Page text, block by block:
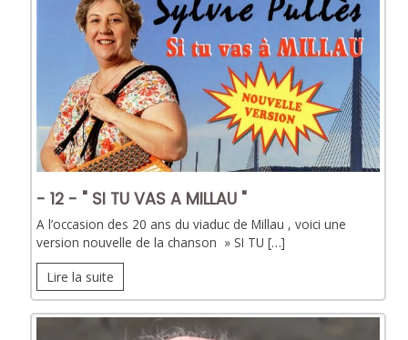
- 12 - " SI TU VAS A MILLAU "
A l’occasion des 20 ans du viaduc de Millau , voici une
version nouvelle de la chanson » SI TU […]
Lire la suite